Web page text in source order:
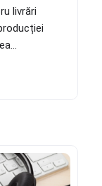
livrări